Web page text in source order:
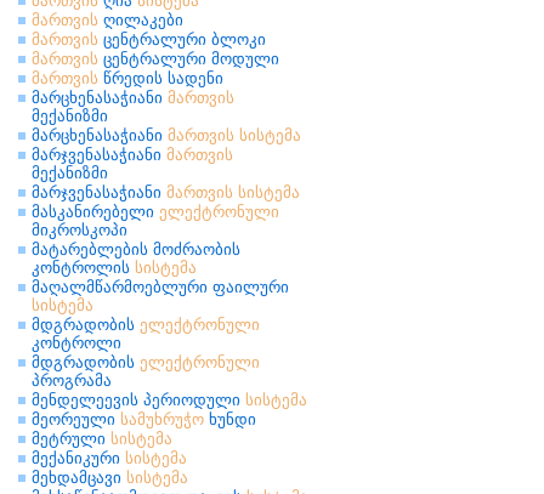
მართვის ღილაკები
მართვის ცენტრალური ბლოკი
მართვის ცენტრალური მოდული
მართვის წრედის სადენი
მარცხენასაჭიანი მართვის
მექანიზმი
მარცხენასაჭიანი მართვის სისტემა
მარჯვენასაჭიანი მართვის
მექანიზმი
მარჯვენასაჭიანი მართვის სისტემა
მასკანირებელი ელექტრონული
მიკროსკოპი
მატარებლების მოძრაობის
კონტროლის სისტემა
მაღალმწარმოებლური ფაილური
სისტემა
მდგრადობის ელექტრონული
კონტროლი
მდგრადობის ელექტრონული
პროგრამა
მენდელეევის პერიოდული სისტემა
მეორეული სამუხრუჭო ხუნდი
მეტრული სისტემა
მექანიკური სისტემა
მეხდამცავი სისტემა